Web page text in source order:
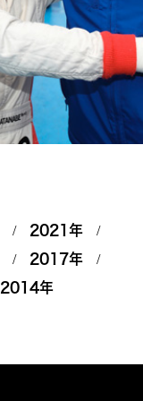
2021年
2017年
2014年